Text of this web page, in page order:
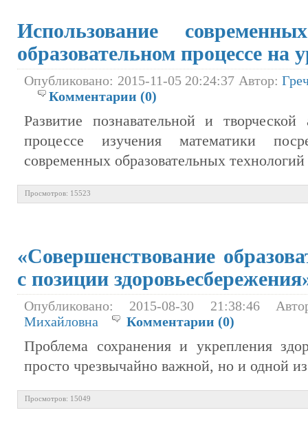
Использование
образовательном процессе на
Опубликовано: 2015-11-05 20:24:37 Автор:
Комментарии (0)
Развитие познавательной и
процессе изучения математики
современных образовательных
Просмотров: 15523
«Cовершенствование
с позиции
Опубликовано: 2015-08-30 21:38:46
Михайловна
Комментарии (0)
Проблема сохранения и укрепления
просто чрезвычайно важной, но и одной
Просмотров: 15049